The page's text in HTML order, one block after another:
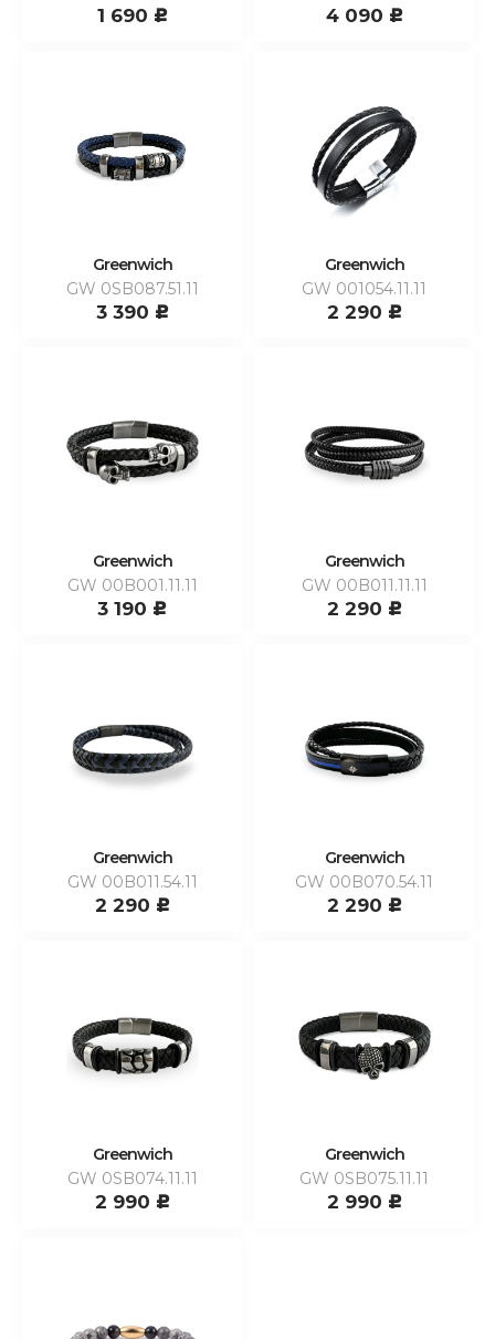
1 690 c 4 090 c
Greenwich
GW 0SB087.51.11
3 390 c
Greenwich
GW 001054.11.11
2 290 c
Greenwich
GW 00B001.11.11
3 190 c
Greenwich
GW 00B011.11.11
2 290 c
Greenwich
GW 00B011.54.11
2 290 c
Greenwich
GW 00B070.54.11
2 290 c
Greenwich
GW 0SB074.11.11
2 990 c
Greenwich
GW 0SB075.11.11
2 990 c